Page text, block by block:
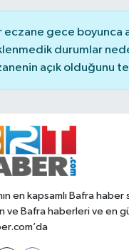
eczane gece boyunca
durumlar
açık olduğunu
en kapsamlı Bafra
ve Bafra haberleri ve en